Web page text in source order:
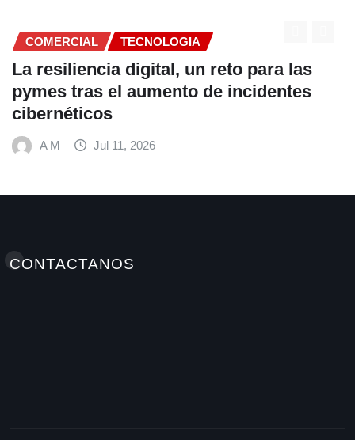
COMERCIAL TECNOLOGIA
La resiliencia digital, un reto para las
pymes tras el aumento de incidentes
cibernéticos
A M Jul 11, 2026
CONTACTANOS